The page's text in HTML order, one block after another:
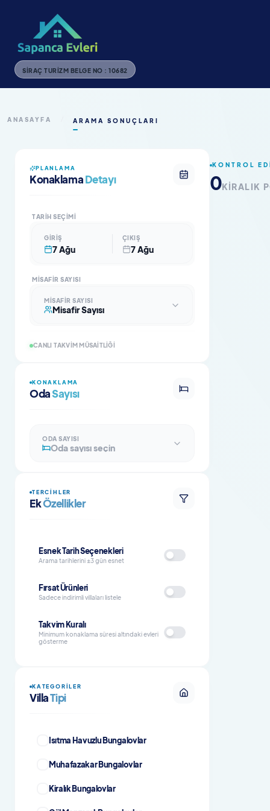
SIRAÇ TURIZM BELGE NO : 10682
ANASAYFA ARAMA SONUÇLARI
PLANLAMA
KonaklamaDetayı
TARIH SEÇIMI
GIRIŞ
7 Ağu
ÇIKIŞ
7 Ağu
MISAFIR SAYISI
MISAFIR SAYISI
Misafir Sayısı
CANLI TAKVIM MÜSAITLIĞI
KONAKLAMA
OdaSayısı
ODA SAYISI
Oda sayısı seçin
TERCIHLER
EkÖzellikler
Esnek Tarih Seçenekleri
Arama tarihlerini ±3 gün esnet
Fırsat Ürünleri
Sadece indirimli villaları listele
Takvim Kuralı
Minimum konaklama süresi altındaki evleri
gösterme
KATEGORILER
VillaTipi
Isıtma Havuzlu Bungalovlar
Muhafazakar Bungalovlar
Kiralık Bungalovlar
KONTROL
0KIRALIK